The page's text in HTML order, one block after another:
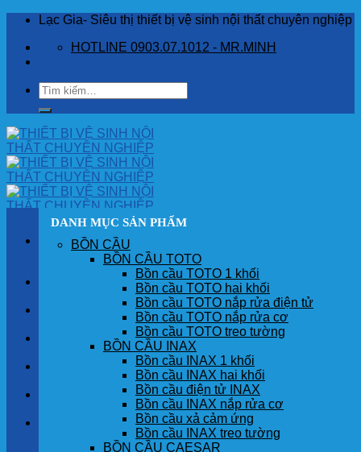
Skip
content
Lạc Gia- Siêu thị thiết bị vệ sinh nội thất chuyên nghiệp
HOTLINE 0903.07.1012 - MR.MINH
Tìm
kiếm:
SẢN PHẨM
GÓC KHÁCH HÀNG
DANH MỤC SẢN PHẨM
BỒN CẦU
BỒN CẦU TOTO
Bồn cầu TOTO 1 khối
Bồn cầu TOTO hai khối
Bồn cầu TOTO nắp rửa điện tử
Bồn cầu TOTO nắp rửa cơ
Bồn cầu TOTO treo tường
BỒN CẦU INAX
Bồn cầu INAX 1 khối
Bồn cầu INAX hai khối
Bồn cầu điện tử INAX
Bồn cầu INAX nắp rửa cơ
Bồn cầu xả cảm ứng
Bồn cầu INAX treo tường
BỒN CẦU CAESAR